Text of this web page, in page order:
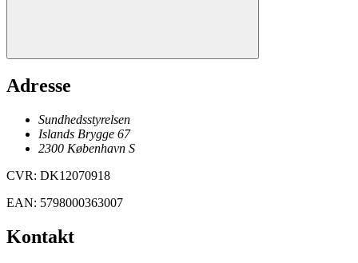
Adresse
Sundhedsstyrelsen
Islands Brygge 67
2300 København S
CVR: DK12070918
EAN: 5798000363007
Kontakt